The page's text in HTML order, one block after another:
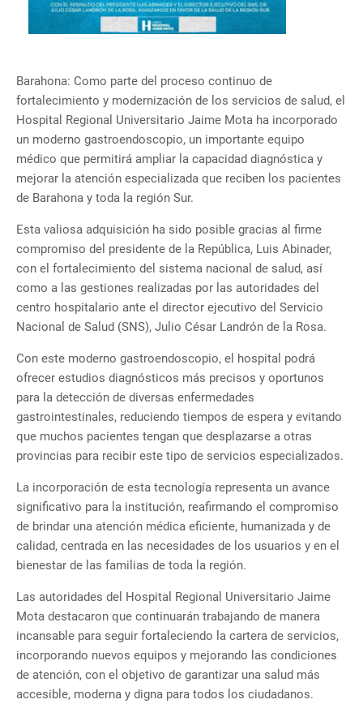
Barahona: Como parte del proceso continuo de
fortalecimiento y modernización de los servicios de salud, el
Hospital Regional Universitario Jaime Mota ha incorporado
un moderno gastroendoscopio, un importante equipo
médico que permitirá ampliar la capacidad diagnóstica y
mejorar la atención especializada que reciben los pacientes
de Barahona y toda la región Sur.
Esta valiosa adquisición ha sido posible gracias al firme
compromiso del presidente de la República, Luis Abinader,
con el fortalecimiento del sistema nacional de salud, así
como a las gestiones realizadas por las autoridades del
centro hospitalario ante el director ejecutivo del Servicio
Nacional de Salud (SNS), Julio César Landrón de la Rosa.
Con este moderno gastroendoscopio, el hospital podrá
ofrecer estudios diagnósticos más precisos y oportunos
para la detección de diversas enfermedades
gastrointestinales, reduciendo tiempos de espera y evitando
que muchos pacientes tengan que desplazarse a otras
provincias para recibir este tipo de servicios especializados.
La incorporación de esta tecnología representa un avance
significativo para la institución, reafirmando el compromiso
de brindar una atención médica eficiente, humanizada y de
calidad, centrada en las necesidades de los usuarios y en el
bienestar de las familias de toda la región.
Las autoridades del Hospital Regional Universitario Jaime
Mota destacaron que continuarán trabajando de manera
incansable para seguir fortaleciendo la cartera de servicios,
incorporando nuevos equipos y mejorando las condiciones
de atención, con el objetivo de garantizar una salud más
accesible, moderna y digna para todos los ciudadanos.